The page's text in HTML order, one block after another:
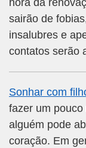
hora da
sairão de
insalubres e
contatos serão
Sonhar com
fazer um
alguém pode
coração. Em